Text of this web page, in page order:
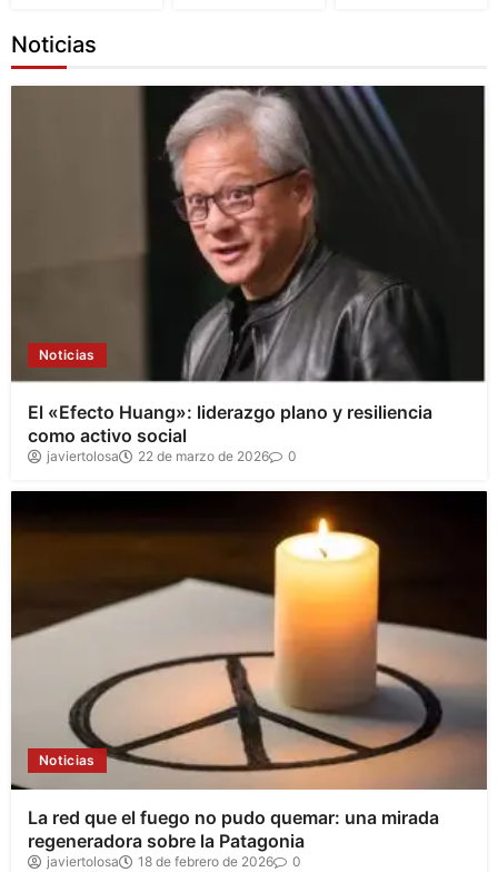
Noticias
Noticias
El «Efecto Huang»: liderazgo plano y resiliencia
como activo social
javiertolosa 22 de marzo de 2026 0
Noticias
La red que el fuego no pudo quemar: una mirada
regeneradora sobre la Patagonia
javiertolosa 18 de febrero de 2026 0